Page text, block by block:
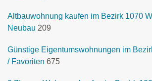
Altbauwohnung kaufen im Bezirk 1070
Neubau 209
Günstige Eigentumswohnungen im
/ Favoriten 675